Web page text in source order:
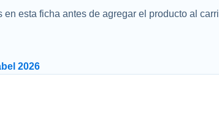
esta ficha antes de agregar el producto al
2026